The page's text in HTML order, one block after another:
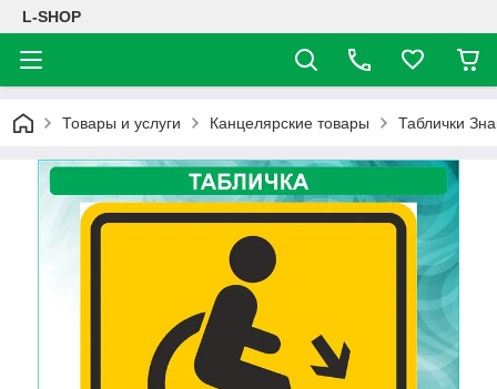
L-SHOP
Товары и услуги Канцелярские товары Таблички